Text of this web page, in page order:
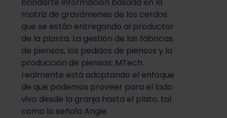
brindarte información basada en la
matriz de gravámenes de los cerdos
que se están entregando al productor
de la planta. La gestión de las fábricas
de piensos, los pedidos de piensos y la
producción de piensos; MTech
realmente está adoptando el enfoque
de que podemos proveer para el lado
vivo desde la granja hasta el plato, tal
como lo señala Angie.